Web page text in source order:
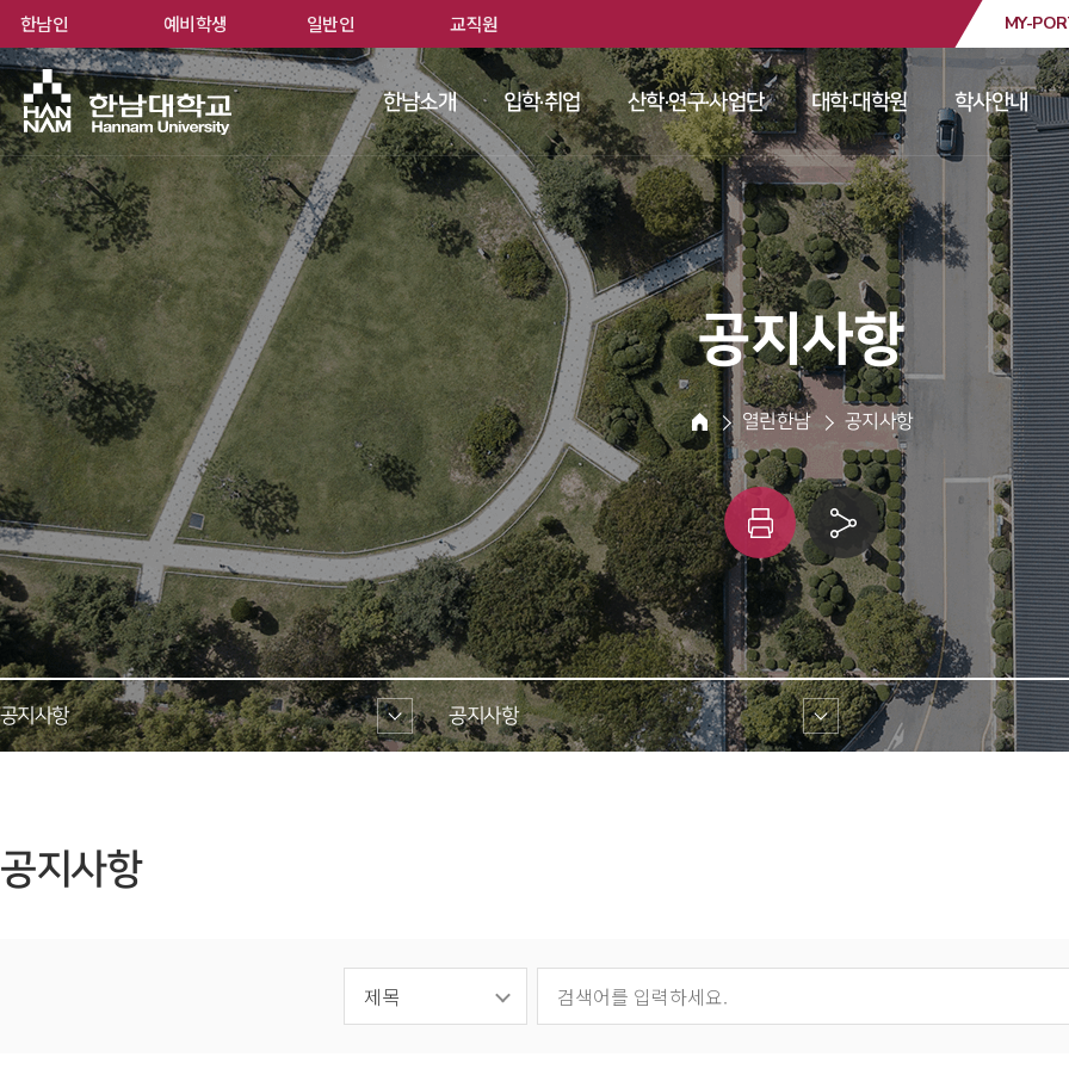
한남대학교
MY-
한남소개 입학·취업 산학·연구·사업단 대학·대학원 학사안내
공지사항
HOME
열린한남 공지사항
쇄
링
크
공유
공지사항 공지사항
공지사항
한남인 예비학생 일반인 교직원